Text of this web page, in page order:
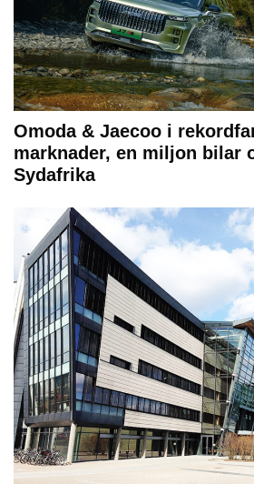
Omoda & Jaecoo i
marknader, en miljon bilar
Sydafrika